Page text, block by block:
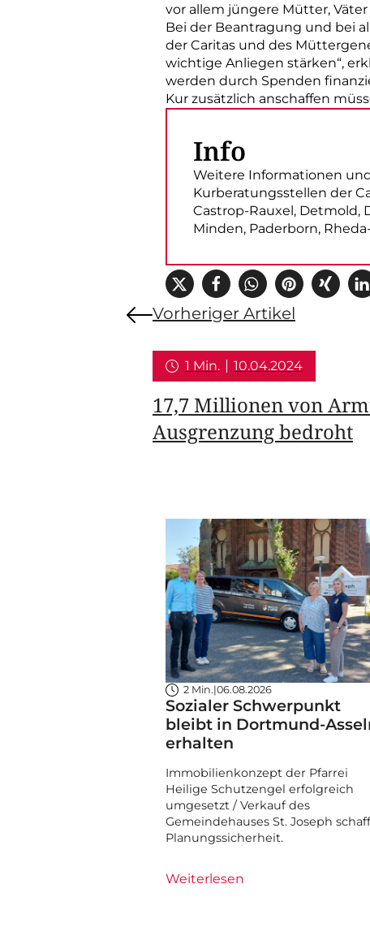
vor allem jüngere Mütter,
Bei der Beantragung und bei
der Caritas und des
wichtige Anliegen stärken“,
werden durch Spenden
Kur zusätzlich anschaffen
Info
Weitere Informationen
Kurberatungsstellen der
Castrop-Rauxel, Detmold,
Minden, Paderborn,
Vorheriger Artikel
1 Min. 10.04.2024
17,7 Millionen von
Ausgrenzung bedroht
2 Min.|06.08.2026
Sozialer Schwerpunkt
bleibt in Dortmund-
erhalten
Immobilienkonzept der Pfarrei
Heilige Schutzengel erfolgreich
umgesetzt / Verkauf des
Gemeindehauses St. Joseph
Planungssicherheit.
Weiterlesen